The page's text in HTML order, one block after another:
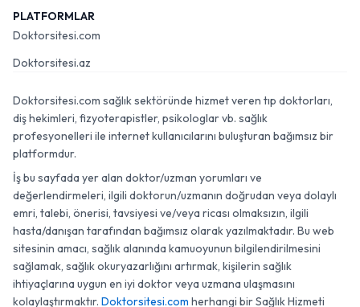
PLATFORMLAR
Doktorsitesi.com
Doktorsitesi.az
Doktorsitesi.com sağlık sektöründe hizmet veren tıp doktorları,
diş hekimleri, fizyoterapistler, psikologlar vb. sağlık
profesyonelleri ile internet kullanıcılarını buluşturan bağımsız bir
platformdur.
İş bu sayfada yer alan doktor/uzman yorumları ve
değerlendirmeleri, ilgili doktorun/uzmanın doğrudan veya dolaylı
emri, talebi, önerisi, tavsiyesi ve/veya ricası olmaksızın, ilgili
hasta/danışan tarafından bağımsız olarak yazılmaktadır. Bu web
sitesinin amacı, sağlık alanında kamuoyunun bilgilendirilmesini
sağlamak, sağlık okuryazarlığını artırmak, kişilerin sağlık
ihtiyaçlarına uygun en iyi doktor veya uzmana ulaşmasını
kolaylaştırmaktır. Doktorsitesi.com herhangi bir Sağlık Hizmeti